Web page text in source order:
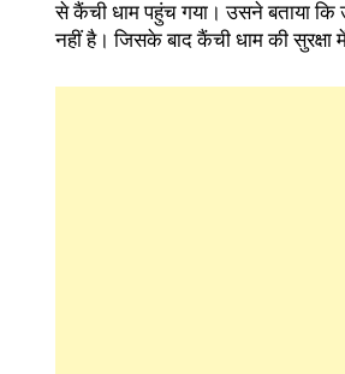
से कैंची धाम पहुंच गया। उसने बताया कि
नहीं है। जिसके बाद कैंची धाम की